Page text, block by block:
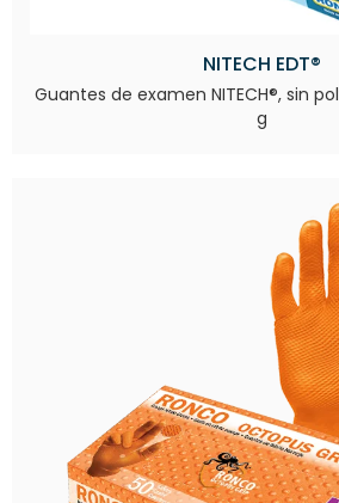
NITECH EDT®
Guantes de examen NITECH®, sin
g